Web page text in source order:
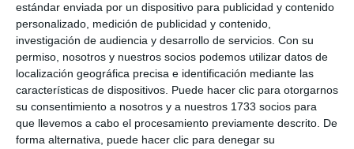
estándar enviada por un dispositivo para publicidad y contenido
personalizado, medición de publicidad y contenido,
investigación de audiencia y desarrollo de servicios. Con su
permiso, nosotros y nuestros socios podemos utilizar datos de
localización geográfica precisa e identificación mediante las
características de dispositivos. Puede hacer clic para otorgarnos
su consentimiento a nosotros y a nuestros 1733 socios para
que llevemos a cabo el procesamiento previamente descrito. De
forma alternativa, puede hacer clic para denegar su